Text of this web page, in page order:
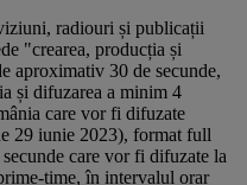
radiouri și publicații
"crearea, producția și
aproximativ 30 de secunde,
și difuzarea a minim 4
care vor fi difuzate
29 iunie 2023), format full
care vor fi difuzate la
time, în intervalul orar